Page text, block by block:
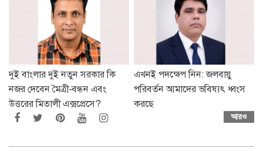
দুই বাংলার দুই নতুন সরকার কি
নজর দেবেন মৈত্রী-বন্ধন এবং
উত্তরের মিতালী এক্সপ্রেসে?
এখনই পদক্ষেপ নিন: জলবায়ু
পরিবর্তন আমাদের ভবিষ্যৎ ধ্বংস
করছে
আরও